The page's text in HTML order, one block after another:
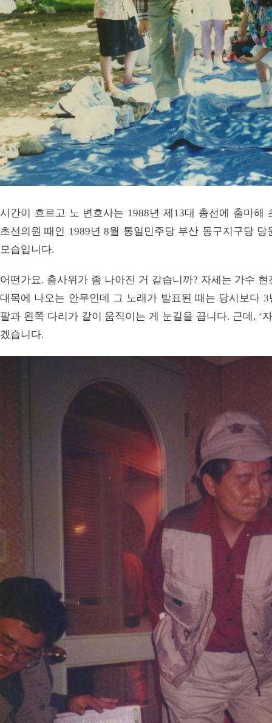
시간이 흐르고 노 변호사는 1988년 제13대 총선에 출마해
초선의원 때인 1989년 8월 통일민주당 부산 동구지구당
모습입니다.
어떤가요. 춤사위가 좀 나아진 거 같습니까? 자세는 가수
대목에 나오는 안무인데 그 노래가 발표된 때는 당시보다
팔과 왼쪽 다리가 같이 움직이는 게 눈길을 끕니다. 근데, ‘
겠습니다.